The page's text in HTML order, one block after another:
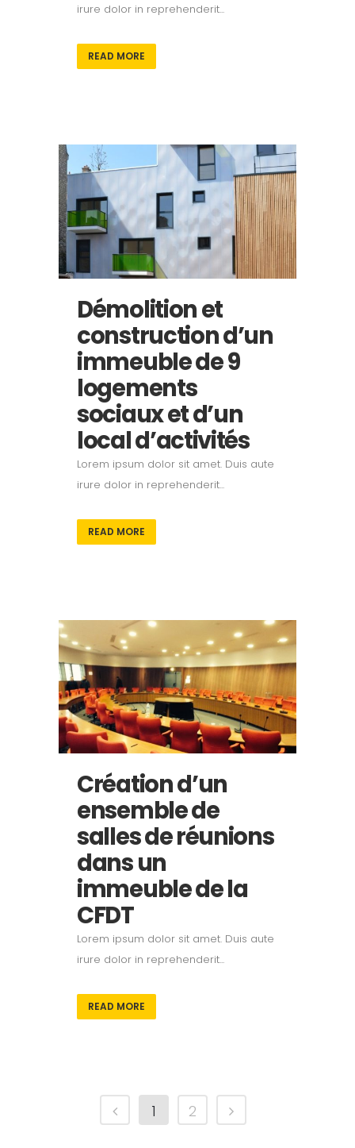
irure dolor in reprehenderit...
READ MORE
Démolition et
construction d’un
immeuble de 9
logements
sociaux et d’un
local d’activités
Lorem ipsum dolor sit amet. Duis aute
irure dolor in reprehenderit...
READ MORE
Création d’un
ensemble de
salles de réunions
dans un
immeuble de la
CFDT
Lorem ipsum dolor sit amet. Duis aute
irure dolor in reprehenderit...
READ MORE
1 2